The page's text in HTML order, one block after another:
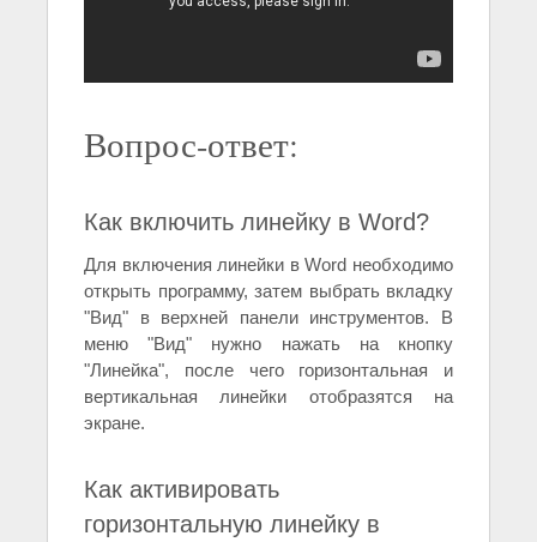
Вопрос-ответ:
Как включить линейку в Word?
Для включения линейки в Word необходимо
открыть программу, затем выбрать вкладку
"Вид" в верхней панели инструментов. В
меню "Вид" нужно нажать на кнопку
"Линейка", после чего горизонтальная и
вертикальная линейки отобразятся на
экране.
Как активировать
горизонтальную линейку в